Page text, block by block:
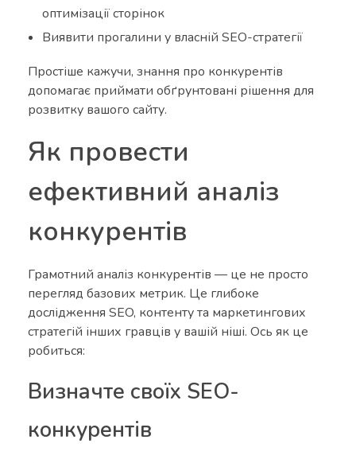
оптимізації сторінок
Виявити прогалини у власній SEO-стратегії
Простіше кажучи, знання про конкурентів
допомагає приймати обґрунтовані рішення для
розвитку вашого сайту.
Як провести
ефективний аналіз
конкурентів
Грамотний аналіз конкурентів — це не просто
перегляд базових метрик. Це глибоке
дослідження SEO, контенту та маркетингових
стратегій інших гравців у вашій ніші. Ось як це
робиться:
Визначте своїх SEO-
конкурентів